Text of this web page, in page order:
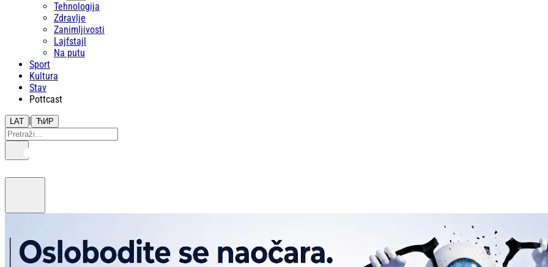
Tehnologija
Zdravlje
Zanimljivosti
Lajfstajl
Na putu
Sport
Kultura
Stav
Pottcast
LAT | ЋИР